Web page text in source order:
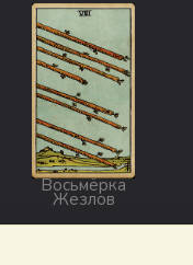
Восьмёрка
Жезлов